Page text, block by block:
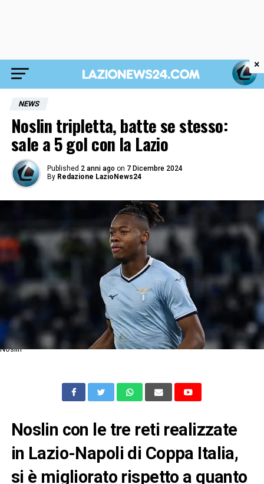
NEWS
Noslin tripletta, batte se stesso:
sale a 5 gol con la Lazio
Published 2 anni ago on 7 Dicembre 2024
By Redazione LazioNews24
Noslin
Noslin con le tre reti realizzate
in Lazio-Napoli di Coppa Italia,
si è migliorato rispetto a quanto
×